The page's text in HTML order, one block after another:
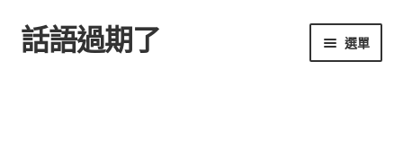
跳
至
跳
至
話語過期了 選單